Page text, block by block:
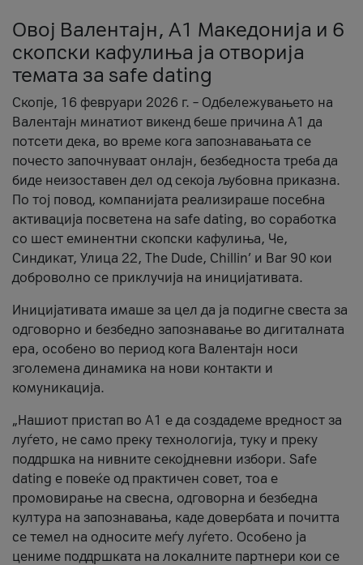
Овој Валентајн, A1 Македонија и 6
скопски кафулиња ја отворија
темата за safe dating
Скопје, 16 февруари 2026 г. – Одбележувањето на
Валентајн минатиот викенд беше причина А1 да
потсети дека, во време кога запознавањата се
почесто започнуваат онлајн, безбедноста треба да
биде неизоставен дел од секоја љубовна приказна.
По тој повод, компанијата реализираше посебна
активација посветена на safe dating, во соработка
со шест еминентни скопски кафулиња, Че,
Синдикат, Улица 22, The Dude, Chillin’ и Bar 90 кои
доброволно се приклучија на иницијативата.
Иницијативата имаше за цел да ја подигне свеста за
одговорно и безбедно запознавање во дигиталната
ера, особено во период кога Валентајн носи
зголемена динамика на нови контакти и
комуникација.
„Нашиот пристап во А1 е да создадеме вредност за
луѓето, не само преку технологија, туку и преку
поддршка на нивните секојдневни избори. Safe
dating е повеќе од практичен совет, тоа е
промовирање на свесна, одговорна и безбедна
култура на запознавања, каде довербата и почитта
се темел на односите меѓу луѓето. Особено ја
цениме поддршката на локалните партнери кои се